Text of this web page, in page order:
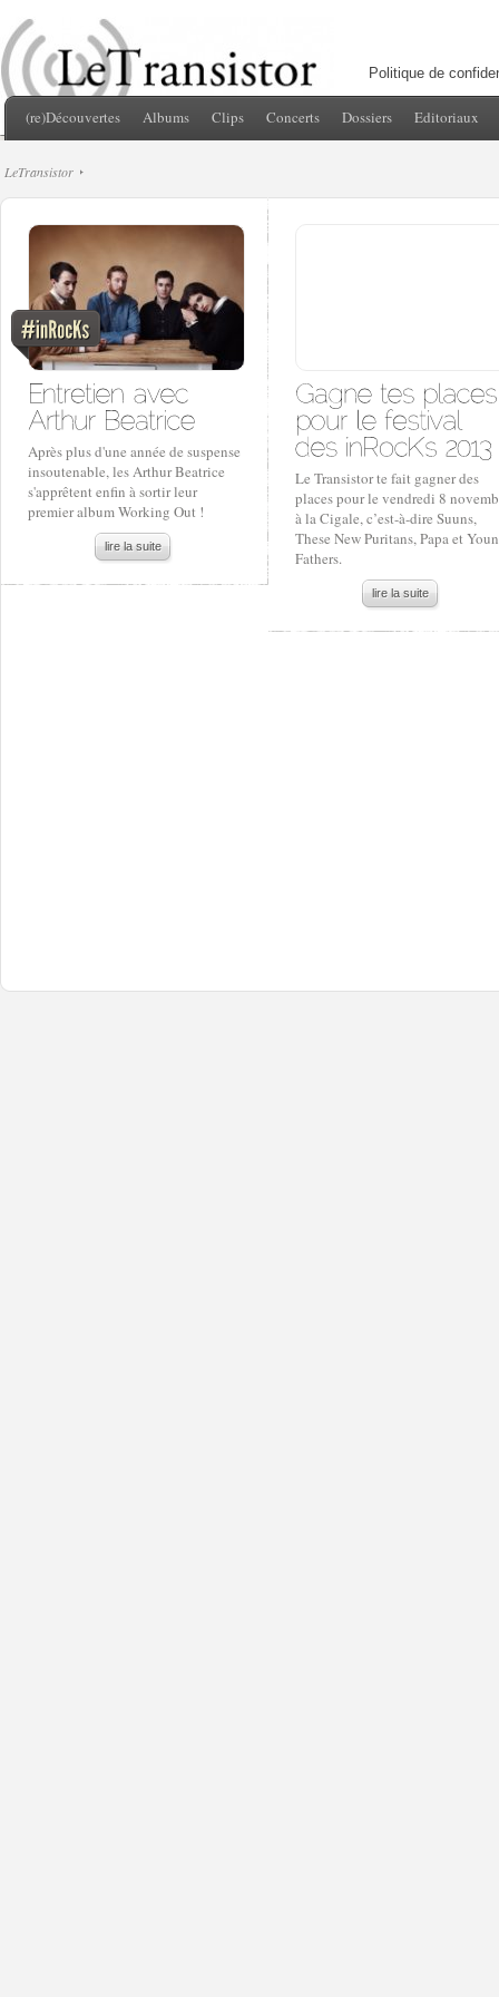
Politique de
(re)Découvertes Albums Clips Concerts Dossiers Editoriaux
LeTransistor
Après plus d'une année de suspense
insoutenable, les Arthur Beatrice
s'apprêtent enfin à sortir leur
premier album Working Out !
lire la suite
Le Transistor te fait gagner des
places pour le vendredi 8
à la Cigale, c’est-à-dire Suuns,
These New Puritans, Papa et
Fathers.
lire la suite